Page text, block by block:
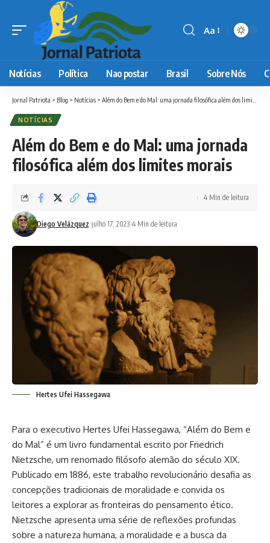
Font
Aa
Notícias Política Nao postar Brasil Sobre Nós
Jornal Patriota > Blog > Notícias > Além do Bem e do Mal: uma jornada filosófica além dos limites morais
NOTÍCIAS
Além do Bem e do Mal: uma jornada
filosófica além dos limites morais
Diego Velázquez julho 17, 2023 4 Min de leitura
4 Min de leitura
Hertes Ufei Hassegawa
Para o executivo Hertes Ufei Hassegawa, “Além do Bem e
do Mal” é um livro fundamental escrito por Friedrich
Nietzsche, um renomado filósofo alemão do século XIX.
Publicado em 1886, este trabalho revolucionário desafia as
concepções tradicionais de moralidade e convida os
leitores a explorar as fronteiras do pensamento ético.
Nietzsche apresenta uma série de reflexões profundas
sobre a natureza humana, a moralidade e a busca da